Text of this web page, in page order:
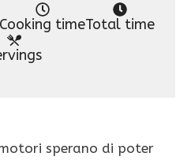
Cooking timeTotal time
sperano di poter